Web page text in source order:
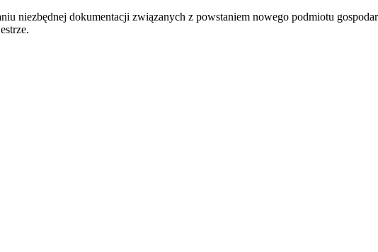
niezbędnej dokumentacji związanych z powstaniem nowego podmiotu